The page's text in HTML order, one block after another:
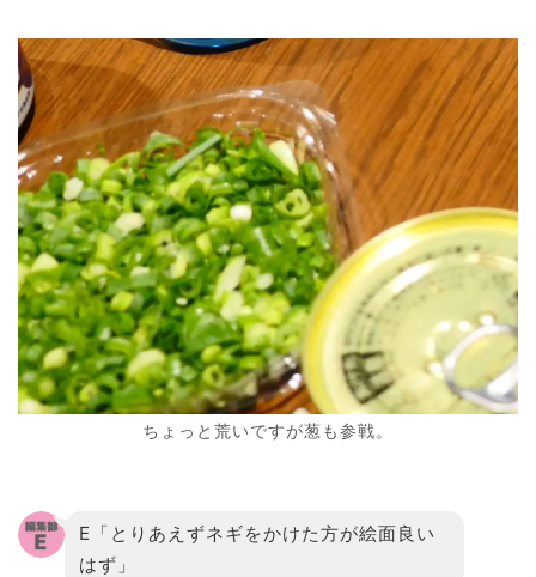
ちょっと荒いですが葱も参戦。
E「とりあえずネギをかけた方が絵面良い
はず」